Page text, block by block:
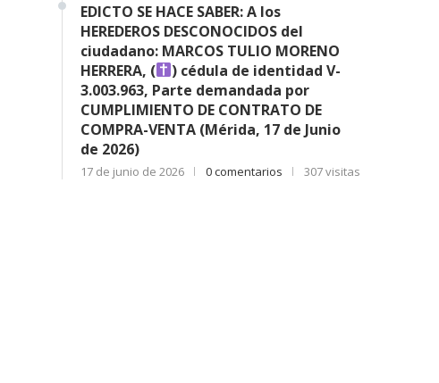
EDICTO SE HACE SABER: A los
HEREDEROS DESCONOCIDOS del
ciudadano: MARCOS TULIO MORENO
HERRERA, (
) cédula de identidad V-
3.003.963, Parte demandada por
CUMPLIMIENTO DE CONTRATO DE
COMPRA-VENTA (Mérida, 17 de Junio
de 2026)
17 de junio de 2026 0 comentarios 307 visitas